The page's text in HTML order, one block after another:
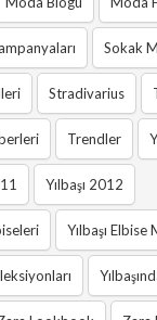
Sokak
Stradivarius
Trendler
Yılbaşı 2012
Yılbaşı